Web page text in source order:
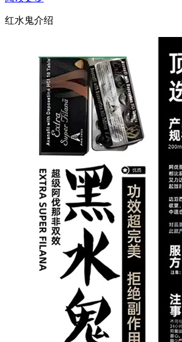
红水鬼介绍